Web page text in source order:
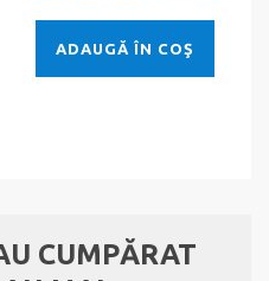
ADAUGĂ ÎN COŞ
CUMPĂRAT